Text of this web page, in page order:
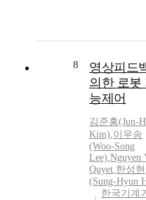
8
영상피드
의한 로봇
능제어
김준홍(Jun-
Kim),이우송
(Woo-Song
Lee),Nguyen
Quyet,한성현
(Sung-Hyun
한국기계